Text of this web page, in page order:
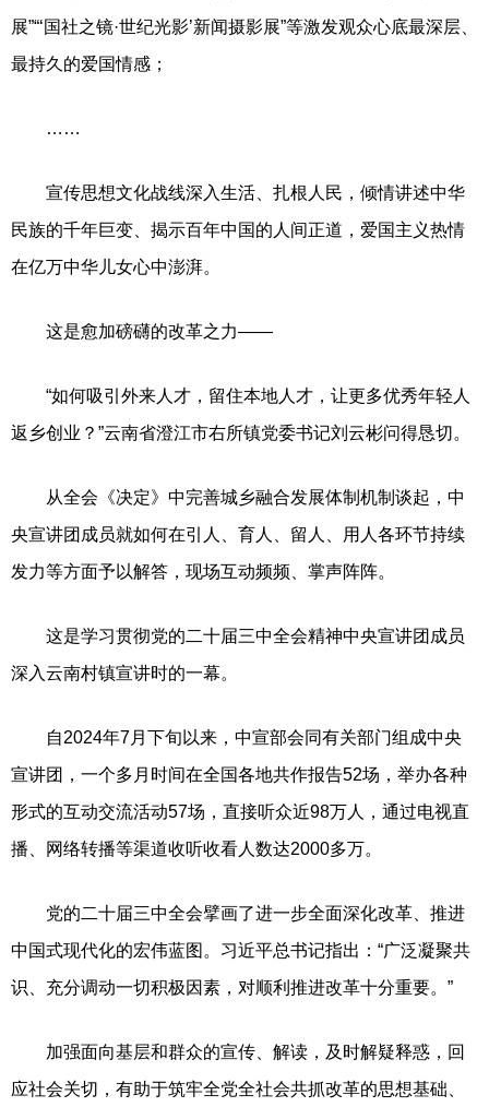
展”“‘国社之镜·世纪光影’新闻摄影展”等激发观众心底最深层、
最持久的爱国情感；
……
宣传思想文化战线深入生活、扎根人民，倾情讲述中华
民族的千年巨变、揭示百年中国的人间正道，爱国主义热情
在亿万中华儿女心中澎湃。
这是愈加磅礴的改革之力——
“如何吸引外来人才，留住本地人才，让更多优秀年轻人
返乡创业？”云南省澄江市右所镇党委书记刘云彬问得恳切。
从全会《决定》中完善城乡融合发展体制机制谈起，中
央宣讲团成员就如何在引人、育人、留人、用人各环节持续
发力等方面予以解答，现场互动频频、掌声阵阵。
这是学习贯彻党的二十届三中全会精神中央宣讲团成员
深入云南村镇宣讲时的一幕。
自2024年7月下旬以来，中宣部会同有关部门组成中央
宣讲团，一个多月时间在全国各地共作报告52场，举办各种
形式的互动交流活动57场，直接听众近98万人，通过电视直
播、网络转播等渠道收听收看人数达2000多万。
党的二十届三中全会擘画了进一步全面深化改革、推进
中国式现代化的宏伟蓝图。习近平总书记指出：“广泛凝聚共
识、充分调动一切积极因素，对顺利推进改革十分重要。”
加强面向基层和群众的宣传、解读，及时解疑释惑，回
应社会关切，有助于筑牢全党全社会共抓改革的思想基础、